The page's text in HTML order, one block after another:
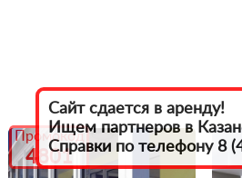
Промокод
4801
Сайт сдается в аренду!
Ищем партнеров в
Справки по телефону 8